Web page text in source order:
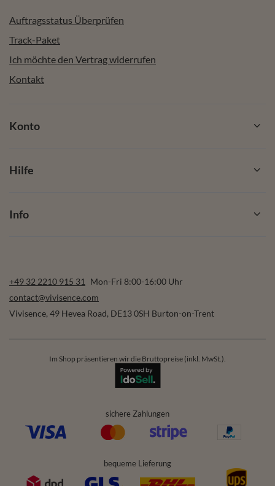
Auftragsstatus Überprüfen
Track-Paket
Ich möchte den Vertrag widerrufen
Kontakt
Konto
Hilfe
Info
+49 32 2210 915 31
Mon-Fri 8:00-16:00 Uhr
contact@vivisence.com
Vivisence, 49 Hevea Road, DE13 0SH Burton-on-Trent
Im Shop präsentieren wir die Bruttopreise (inkl. MwSt.).
sichere Zahlungen
bequeme Lieferung